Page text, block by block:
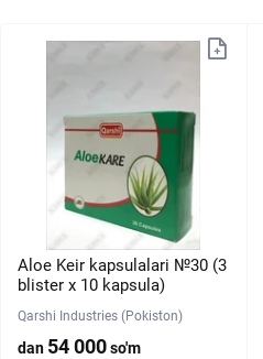
Aloe Keir kapsulalari №30 (3
blister х 10 kapsula)
Qarshi Industries (Pokiston)
dan 54 000so'm